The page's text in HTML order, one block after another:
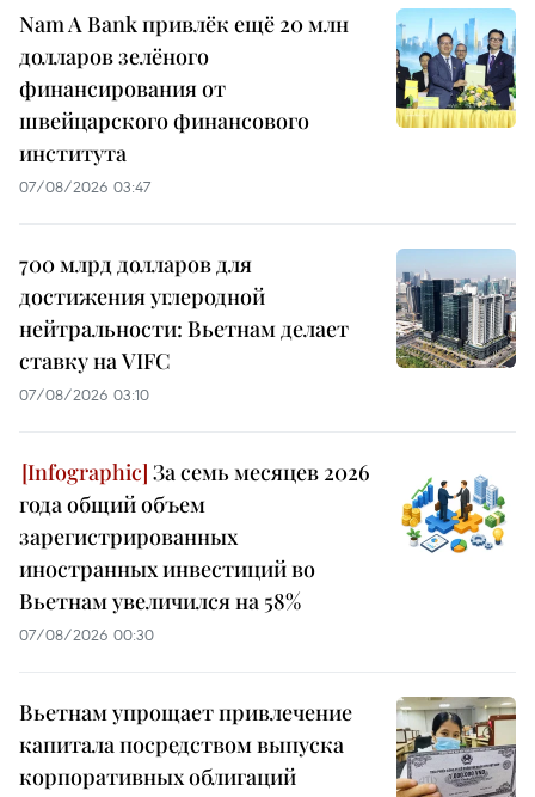
Nam A Bank привлёк ещё 20 млн
долларов зелёного
финансирования от
швейцарского финансового
института
07/08/2026 03:47
700 млрд долларов для
достижения углеродной
нейтральности: Вьетнам делает
ставку на VIFC
07/08/2026 03:10
За семь месяцев 2026
года общий объем
зарегистрированных
иностранных инвестиций во
Вьетнам увеличился на 58%
07/08/2026 00:30
Вьетнам упрощает привлечение
капитала посредством выпуска
корпоративных облигаций